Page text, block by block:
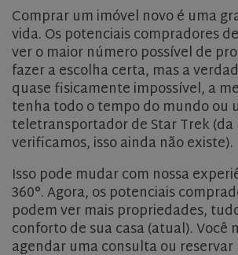
Comprar um imóvel novo é uma
vida. Os potenciais compradores
ver o maior número possível de
fazer a escolha certa, mas a
quase fisicamente impossível, a
tenha todo o tempo do mundo ou
teletransportador de Star Trek
verificamos, isso ainda não existe).
Isso pode mudar com nossa
360°. Agora, os potenciais
podem ver mais propriedades,
conforto de sua casa (atual). Você
agendar uma consulta ou